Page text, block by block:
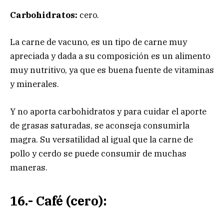
Carbohidratos: cero.
La carne de vacuno, es un tipo de carne muy
apreciada y dada a su composición es un alimento
muy nutritivo, ya que es buena fuente de vitaminas
y minerales.
Y no aporta carbohidratos y para cuidar el aporte
de grasas saturadas, se aconseja consumirla
magra. Su versatilidad al igual que la carne de
pollo y cerdo se puede consumir de muchas
maneras.
16.- Café (cero):